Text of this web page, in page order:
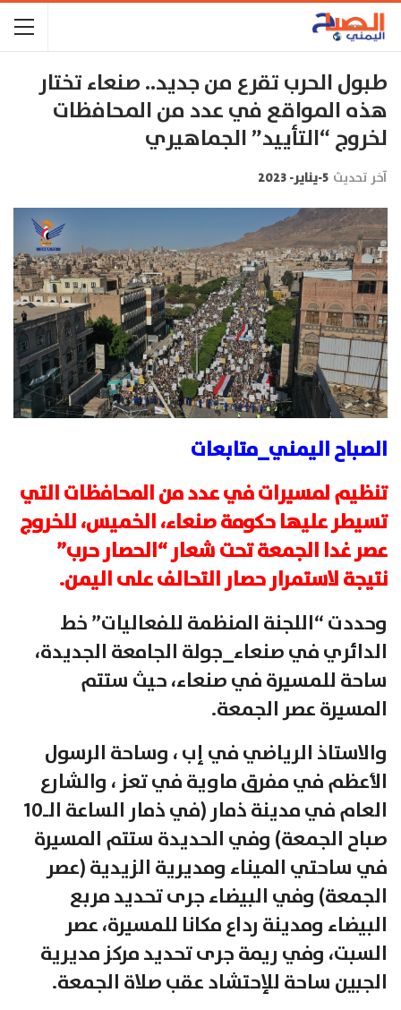
طبول الحرب تقرع من جديد.. صنعاء تختار
هذه المواقع في عدد من المحافظات
لخروج “التأييد” الجماهيري
آخر تحديث 5-يناير- 2023
الصباح اليمني_متابعات
تنظيم لمسيرات في عدد من المحافظات التي
تسيطر عليها حكومة صنعاء، الخميس، للخروج
عصر غدا الجمعة تحت شعار “الحصار حرب”
نتيجة لاستمرار حصار التحالف على اليمن.
وحددت “اللجنة المنظمة للفعاليات” خط
الدائري في صنعاء_جولة الجامعة الجديدة،
ساحة للمسيرة في صنعاء، حيث ستتم
المسيرة عصر الجمعة.
والاستاذ الرياضي في إب ، وساحة الرسول
الأعظم في مفرق ماوية في تعز ، والشارع
العام في مدينة ذمار (في ذمار الساعة الـ10
صباح الجمعة) وفي الحديدة ستتم المسيرة
في ساحتي الميناء ومديرية الزيدية (عصر
الجمعة) وفي البيضاء جرى تحديد مربع
البيضاء ومدينة رداع مكانا للمسيرة، عصر
السبت، وفي ريمة جرى تحديد مركز مديرية
الجبين ساحة للإحتشاد عقب صلاة الجمعة.